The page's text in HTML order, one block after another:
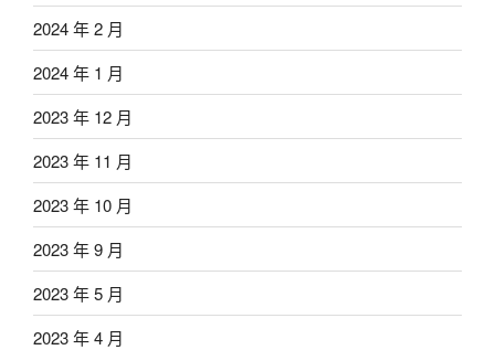
2024 年 2 月
2024 年 1 月
2023 年 12 月
2023 年 11 月
2023 年 10 月
2023 年 9 月
2023 年 5 月
2023 年 4 月